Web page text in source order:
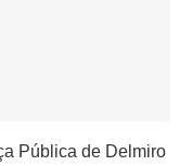
Pública de Delmiro